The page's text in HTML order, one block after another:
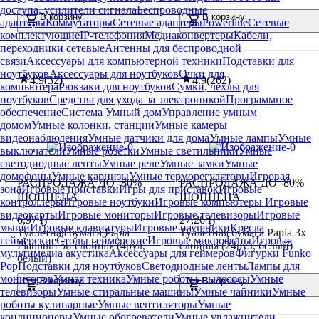
доступа, усилители сигналаБеспроводные
адаптерыКоммутаторыСетевые адаптерыPowerlineСетевые
комплектующиеIP-телефонияМедиаконвертерыКабели,
переходники сетевыеАнтенны для беспроводной
связиАксессуары для компьютерной техникиПодставки для
ноутбуковАксессуары для ноутбуковОчки для
компьютераРюкзаки для ноутбуковСумки, чехлы для
ноутбуковСредства для ухода за электроникойПрограммное
обеспечениеСистема Умный домУправление умным
домомУмные колонки, станцииУмные камеры
видеонаблюденияУмные датчики для домаУмные лампыУмные
выключателиУмные розеткиУмные светильникиУмные
светодиодные лентыУмные релеУмные замкиУмные
домофоныУмные карнизыУмные терморегуляторыИгровая
зонаИгровые приставкиИгры для приставокИгровые
контроллерыИгровые ноутбукиИгровые компьютеры Игровые
видеокартыИгровые мониторыИгровые телевизорыИгровые
мышиИгровые клавиатурыИгровые наушникиКресла
геймерскиеСтолы геймерскиеИгровые микрофоныИгровая
мультимедиа акустикаАксессуары для геймеровФигурки Funko
PopПодставки для ноутбуковСветодиодные лентыЛампы для
мониторовУмная техникаУмные роботы-пылесосыУмные
телевизорыУмные стиральные машиныУмные чайникиУмные
роботы кулинарныеУмные вентиляторыУмные
В корзину В корзину
4.9(32)
ШОПЦЕНА
РАСПРОДАЖА ДО -80%
6,97 Ҕ
Туалетная бумага Papia
Platinum 5и слойная (4рул,
белый)
В корзину
4.9(262)
ШОПЦЕНА
РАСПРОДАЖА ДО -80%
27,26 Ҕ
Туалетная бумага Papia 3х
слойная (24рул, белый)
В корзину